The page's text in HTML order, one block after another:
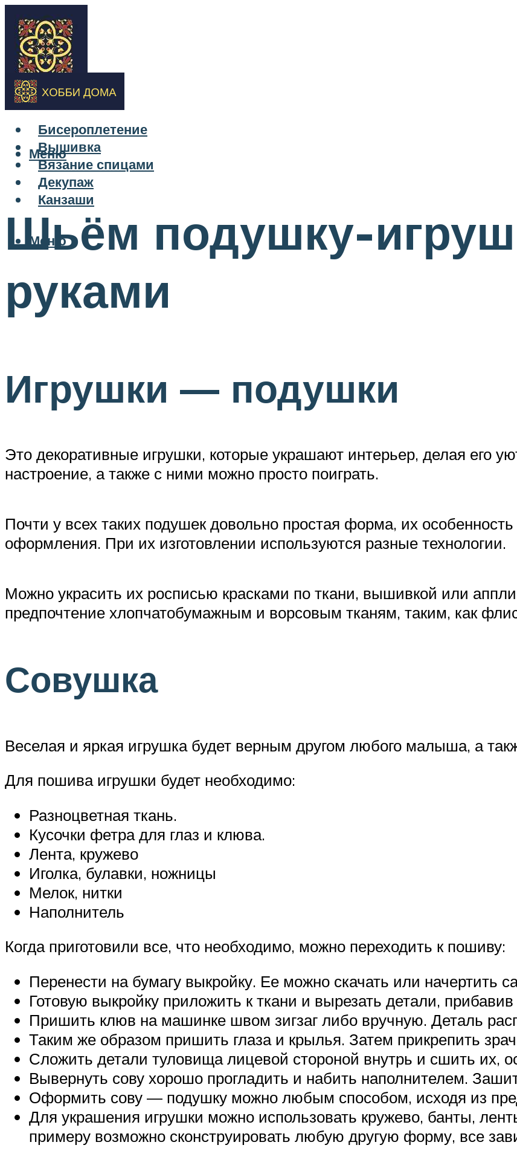
Бисероплетение
Вышивка
Вязание спицами
Декупаж
Канзаши
Меню
Меню
Шьём подушку-
руками
Игрушки — подушки
Это декоративные игрушки, которые украшают интерьер, делая его
настроение, а также с ними можно просто поиграть.
Почти у всех таких подушек довольно простая форма, их
оформления. При их изготовлении используются разные технологии.
Можно украсить их росписью красками по ткани, вышивкой или
предпочтение хлопчатобумажным и ворсовым тканям, таким, как
Совушка
Веселая и яркая игрушка будет верным другом любого малыша, а
Для пошива игрушки будет необходимо:
Разноцветная ткань.
Кусочки фетра для глаз и клюва.
Лента, кружево
Иголка, булавки, ножницы
Мелок, нитки
Наполнитель
Когда приготовили все, что необходимо, можно переходить к пошиву:
Перенести на бумагу выкройку. Ее можно скачать или начертить
Готовую выкройку приложить к ткани и вырезать детали,
Пришить клюв на машинке швом зигзаг либо вручную. Деталь
Таким же образом пришить глаза и крылья. Затем прикрепить
Сложить детали туловища лицевой стороной внутрь и сшить их,
Вывернуть сову хорошо прогладить и набить наполнителем.
Оформить сову — подушку можно любым способом, исходя из
Для украшения игрушки можно использовать кружево, банты,
примеру возможно сконструировать любую другую форму, все